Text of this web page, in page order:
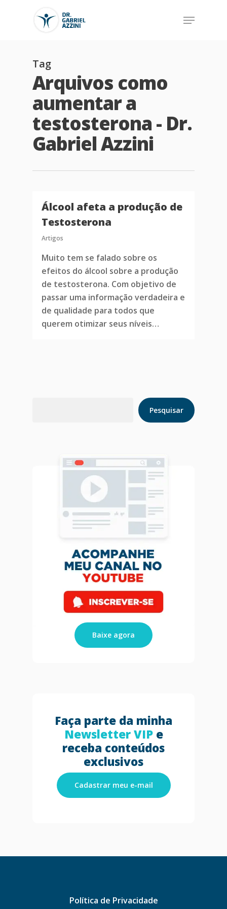
Tag
Arquivos como
aumentar a
testosterona - Dr.
Gabriel Azzini
Álcool afeta a produção de
Testosterona
Artigos
Muito tem se falado sobre os
efeitos do álcool sobre a produção
de testosterona. Com objetivo de
passar uma informação verdadeira e
de qualidade para todos que
querem otimizar seus níveis…
Pesquisar
Baixe agora
Faça parte da minha
Newsletter VIPe
receba conteúdos
exclusivos
Cadastrar meu e-mail
Política de Privacidade
Home
Blog
Agendar Consulta
Livro 128 Receitas
Publicações